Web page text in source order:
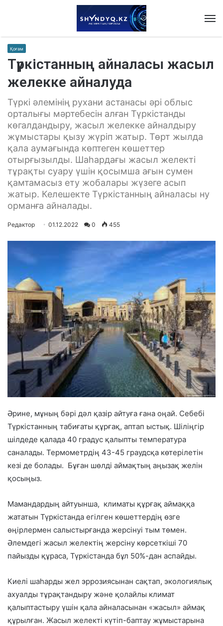
Қоғам
Түркістанның айналасы жасыл
желекке айналуда
Түркі әлемінің рухани астанасы әрі облыс
орталығы мәртебесін алған Түркістанды
көгалдандыру, жасыл желекке айналдыру
жұмыстары қызу жүріп жатыр. Төрт жылда
қала аумағында көптеген көшеттер
отырғызылды. Шаһардағы жасыл желекті
тұрақты суару үшін қосымша ағын сумен
қамтамасыз ету жобалары жүзеге асып
жатыр. Келешекте Түркістанның айналасы ну
орманға айналады.
Редактор 01.12.2022 0 455
Әрине, мұның бәрі дәл қазір айтуға ғана оңай. Себебі
Түркістанның табиғаты құрғақ, аптап ыстық. Шіліңгір
шілдеде қалада 40 градус қалыпты температура
саналады. Термометрдің 43-45 граудсқа көтерілетін
кезі де болады. Бұған шөлді аймақтың аңызақ желін
қосыңыз.
Мамандардың айтуынша, климаты құрғақ аймаққа
жататын Түркістанда егілген көшеттердің өзге
өңірлермен салыстырғанда жерсінуі тым төмен.
Әлемдегі жасыл желектің жерсіну көрсеткіші 70
пайызды құраса, Түркістанда бұл 50%-дан аспайды.
Киелі шаһарды жел эррозиясынан сақтап, экологиялық
ахуалды тұрақтандыру және қолайлы климат
қалыптастыру үшін қала айналасынан «жасыл» аймақ
құрылған. Жасыл желекті күтіп-баптау жұмыстарына